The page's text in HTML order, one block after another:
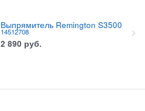
Выпрямитель Remington S3500
14512708
2 890 руб.